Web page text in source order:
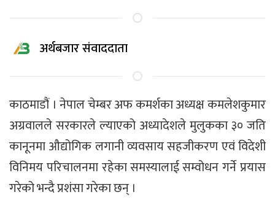
अर्थबजार संवाददाता
काठमाडौं । नेपाल चेम्बर अफ कमर्शका अध्यक्ष कमलेशकुमार
अग्रवालले सरकारले ल्याएको अध्यादेशले मुलुकका ३० जति
कानूनमा औद्योगिक लगानी व्यवसाय सहजीकरण एवं विदेशी
विनिमय परिचालनमा रहेका समस्यालाई सम्वोधन गर्ने प्रयास
गरेको भन्दै प्रशंसा गरेका छन् ।